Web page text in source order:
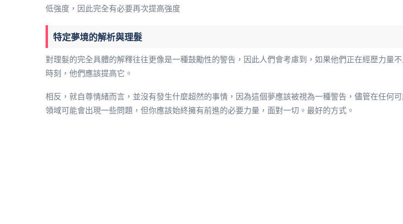
低強度，因此完全有必要再次提高強度
特定夢境的解析與理髮
對理髮的完全具體的解釋往往更像是一種鼓勵性的警告，因此人們會考慮到，如果他們正在經歷力量
時刻，他們應該提高它。
相反，就自尊情緒而言，並沒有發生什麼超然的事情，因為這個夢應該被視為一種警告，儘管在任何
領域可能會出現一些問題，但你應該始終擁有前進的必要力量，面對一切。最好的方式。